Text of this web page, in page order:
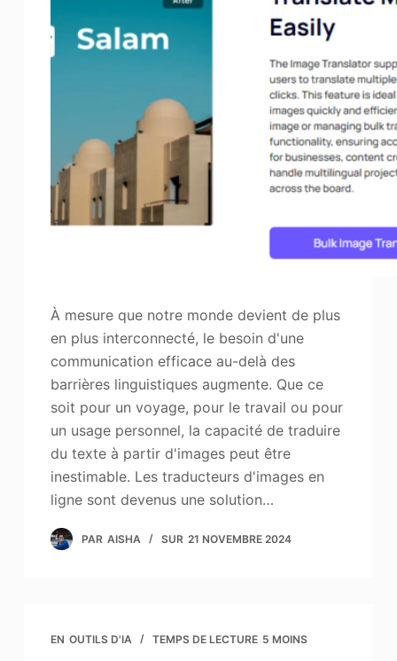
À mesure que notre monde devient de plus
en plus interconnecté, le besoin d'une
communication efficace au-delà des
barrières linguistiques augmente. Que ce
soit pour un voyage, pour le travail ou pour
un usage personnel, la capacité de traduire
du texte à partir d'images peut être
inestimable. Les traducteurs d'images en
ligne sont devenus une solution…
PAR AISHA SUR 21 NOVEMBRE 2024
EN OUTILS D'IA TEMPS DE LECTURE 5 MOINS